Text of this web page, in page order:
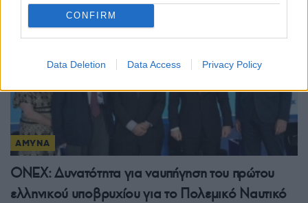
CONFIRM
Data Deletion Data Access Privacy Policy
ΑΜΥΝΑ
ONEX: Δυνατότητα για ναυπήγηση του πρώτου
ελληνικού υποβρυχίου για το Πολεμικό Ναυτικό